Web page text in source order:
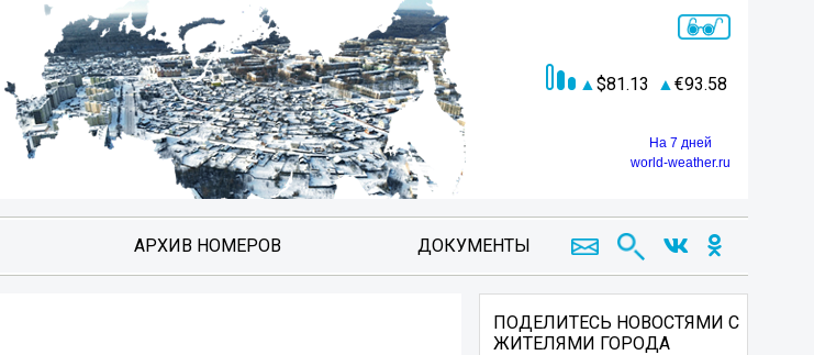
81.13 93.58
На 7 дней
world-weather.ru
АРХИВ НОМЕРОВ ДОКУМЕНТЫ
ПОДЕЛИТЕСЬ НОВОСТЯМИ С
ЖИТЕЛЯМИ ГОРОДА